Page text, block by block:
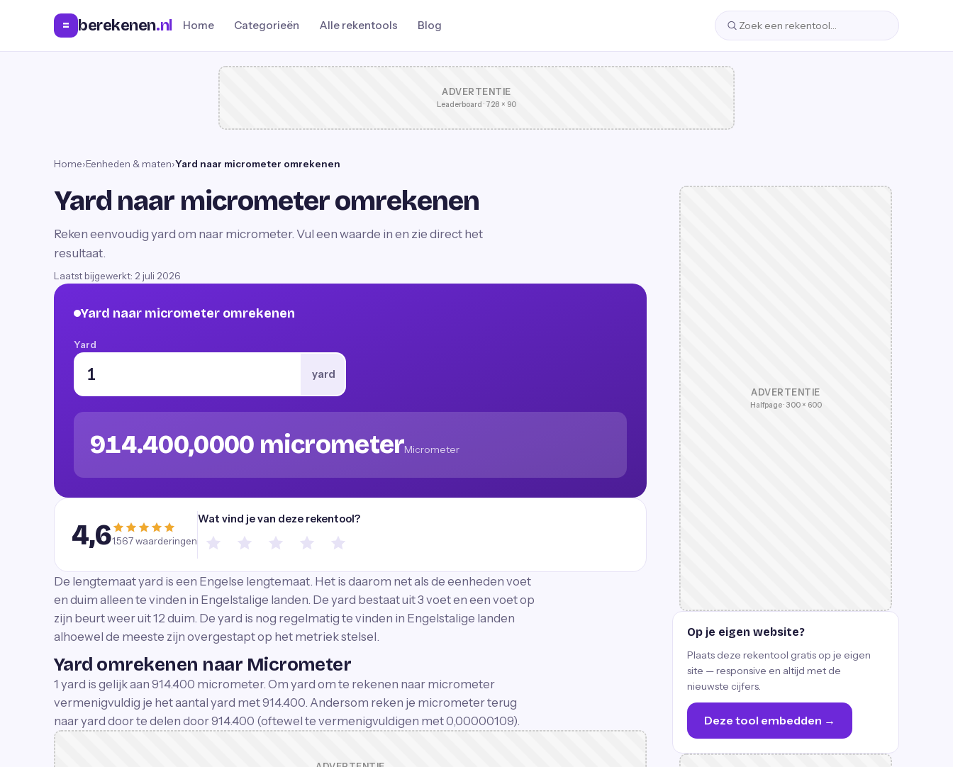
= berekenen.nl Home Categorieën Alle rekentools Blog
ADVERTENTIE
Leaderboard · 728 × 90
Home›Eenheden & maten›Yard naar micrometer omrekenen
Yard naar micrometer omrekenen
Reken eenvoudig yard om naar micrometer. Vul een waarde in en zie direct het
resultaat.
Laatst bijgewerkt: 2 juli 2026
Yard naar micrometer omrekenen
Yard
yard
914.400,0000 micrometerMicrometer
4,61.567waarderingen
Wat vind je van deze rekentool?
De lengtemaat yard is een Engelse lengtemaat. Het is daarom net als de eenheden voet
en duim alleen te vinden in Engelstalige landen. De yard bestaat uit 3 voet en een voet op
zijn beurt weer uit 12 duim. De yard is nog regelmatig te vinden in Engelstalige landen
alhoewel de meeste zijn overgestapt op het metriek stelsel.
Yard omrekenen naar Micrometer
1 yard is gelijk aan 914.400 micrometer. Om yard om te rekenen naar micrometer
vermenigvuldig je het aantal yard met 914.400. Andersom reken je micrometer terug
naar yard door te delen door 914.400 (oftewel te vermenigvuldigen met 0,00000109).
ADVERTENTIE
Halfpage · 300 × 600
Op je eigen website?
Plaats deze rekentool gratis op je eigen
site — responsive en altijd met de
nieuwste cijfers.
Deze tool embedden →